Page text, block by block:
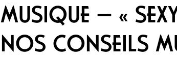
MUSIQUE — «
NOS CONSEILS